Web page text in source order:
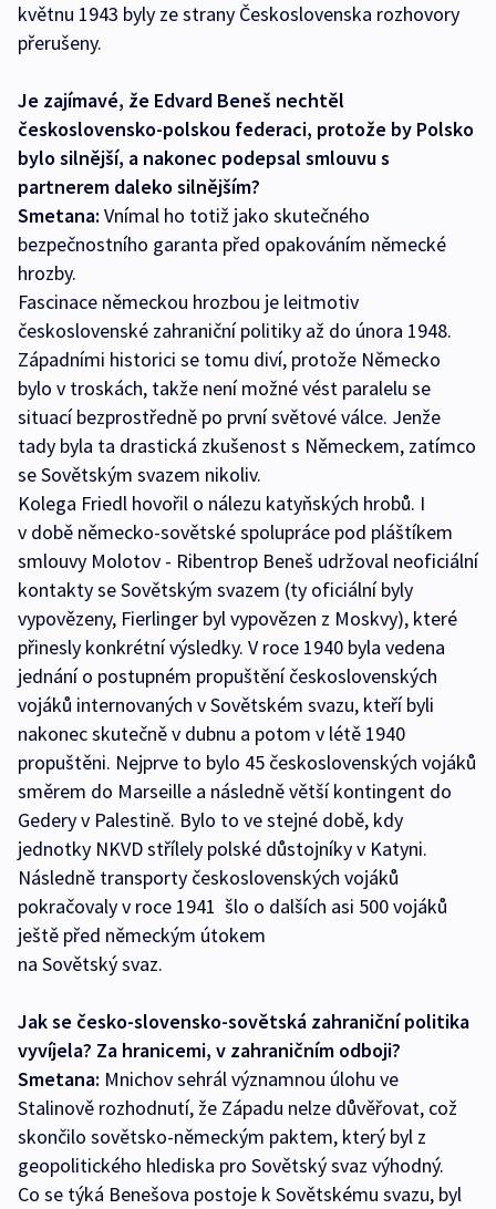
květnu 1943 byly ze strany Československa rozhovory
přerušeny.
Je zajímavé, že Edvard Beneš nechtěl
československo-polskou federaci, protože by Polsko
bylo silnější, a nakonec podepsal smlouvu s
partnerem daleko silnějším?
Smetana: Vnímal ho totiž jako skutečného
bezpečnostního garanta před opakováním německé
hrozby.
Fascinace německou hrozbou je leitmotiv
československé zahraniční politiky až do února 1948.
Západními historici se tomu diví, protože Německo
bylo v troskách, takže není možné vést paralelu se
situací bezprostředně po první světové válce. Jenže
tady byla ta drastická zkušenost s Německem, zatímco
se Sovětským svazem nikoliv.
Kolega Friedl hovořil o nálezu katyňských hrobů. I
v době německo-sovětské spolupráce pod pláštíkem
smlouvy Molotov - Ribentrop Beneš udržoval neoficiální
kontakty se Sovětským svazem (ty oficiální byly
vypovězeny, Fierlinger byl vypovězen z Moskvy), které
přinesly konkrétní výsledky. V roce 1940 byla vedena
jednání o postupném propuštění československých
vojáků internovaných v Sovětském svazu, kteří byli
nakonec skutečně v dubnu a potom v létě 1940
propuštěni. Nejprve to bylo 45 československých vojáků
směrem do Marseille a následně větší kontingent do
Gedery v Palestině. Bylo to ve stejné době, kdy
jednotky NKVD střílely polské důstojníky v Katyni.
Následně transporty československých vojáků
pokračovaly v roce 1941 ­ šlo o dalších asi 500 vojáků
ještě před německým útokem
na Sovětský svaz.
Jak se česko-slovensko-sovětská zahraniční politika
vyvíjela? Za hranicemi, v zahraničním odboji?
Smetana: Mnichov sehrál významnou úlohu ve
Stalinově rozhodnutí, že Západu nelze důvěřovat, což
skončilo sovětsko-německým paktem, který byl z
geopolitického hlediska pro Sovětský svaz výhodný.
Co se týká Benešova postoje k Sovětskému svazu, byl